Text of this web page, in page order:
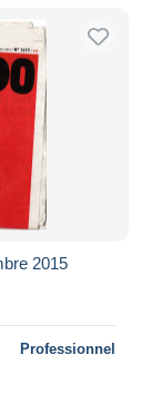
2015
Professionnel